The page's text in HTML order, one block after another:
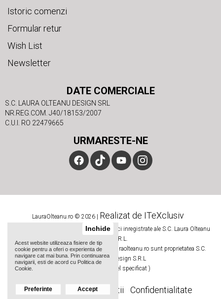
Acest website utilizeaza fisiere de tip
cookie pentru a oferi o experienta de
navigare cat mai buna. Prin continuarea
navigarii, esti de acord cu Politica de
Cookie.
Inchide
Preferinte Accept
Istoric comenzi
Formular retur
Wish List
Newsletter
DATE COMERCIALE
S.C. LAURA OLTEANU DESIGN SRL
NR.REG.COM. J40/18153/2007
C.U.I. RO 22479665
URMARESTE-NE
LauraOlteanu.ro © 2026 | Realizat de ITeXclusiv
Numele si logoul Laura Olteanu sunt marci inregistrate ale S.C. Laura Olteanu
Design S.R.L.
Toate imaginile si textele de pe site-ul lauraolteanu.ro sunt proprietatea S.C.
Laura Olteanu Design S.R.L
( Daca nu este altfel specificat )
GDPR Termeni si conditii Confidentialitate